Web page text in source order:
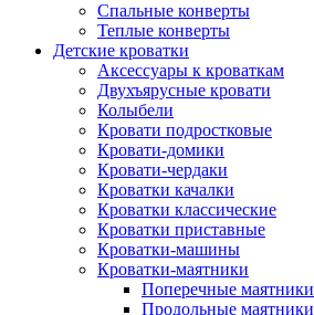
Спальные конверты
Теплые конверты
Детские кроватки
Аксессуары к кроваткам
Двухъярусные кровати
Колыбели
Кровати подростковые
Кровати-домики
Кровати-чердаки
Кроватки качалки
Кроватки классические
Кроватки приставные
Кроватки-машины
Кроватки-маятники
Поперечные маятники
Продольные маятники